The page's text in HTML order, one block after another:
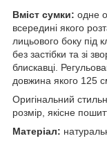
Вміст сумки: одне
всередині якого
лицьового боку під
без застібки та зі
блискавці.
довжина якого 125
Оригінальний
розмір, якісне
Матеріал: